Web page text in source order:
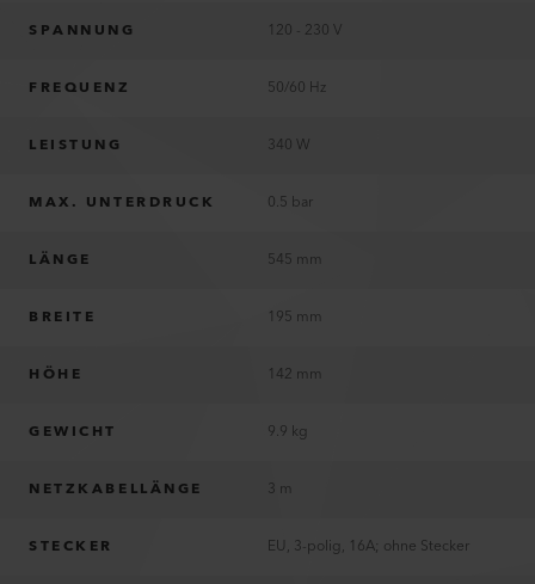
SPANNUNG 120 - 230 V
FREQUENZ 50/60 Hz
LEISTUNG 340 W
MAX. UNTERDRUCK 0.5 bar
LÄNGE 545 mm
BREITE 195 mm
HÖHE 142 mm
GEWICHT 9.9 kg
NETZKABELLÄNGE 3 m
STECKER EU, 3-polig, 16A; ohne Stecker